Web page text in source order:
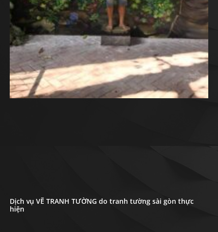
Dịch vụ VẼ TRANH TƯỜNG do tranh tường sài gòn thực
hiện